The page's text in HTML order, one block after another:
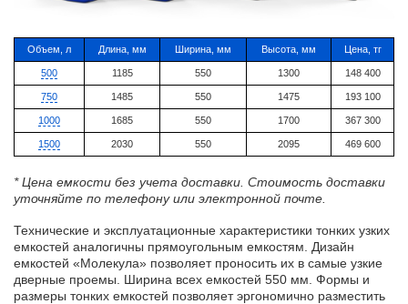
Объем, л Длина, мм Ширина, мм Высота, мм Цена, тг
500 1185 550 1300 148 400
750 1485 550 1475 193 100
1000 1685 550 1700 367 300
1500 2030 550 2095 469 600
* Цена емкости без учета доставки. Стоимость доставки
уточняйте по телефону или электронной почте.
Технические и эксплуатационные характеристики тонких узких
емкостей аналогичны прямоугольным емкостям. Дизайн
емкостей «Молекула» позволяет проносить их в самые узкие
дверные проемы. Ширина всех емкостей 550 мм. Формы и
размеры тонких емкостей позволяет эргономично разместить